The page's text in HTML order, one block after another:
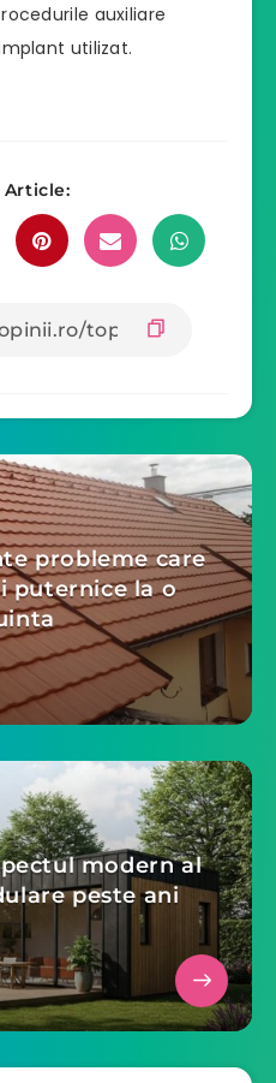
auxiliare
utilizat.
Article:
probleme care
puternice la o
modern al
peste ani